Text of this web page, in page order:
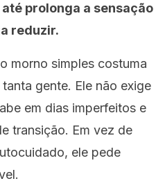
prolonga a sensação
reduzir.
morno simples costuma
gente. Ele não exige
em dias imperfeitos e
transição. Em vez de
ele pede